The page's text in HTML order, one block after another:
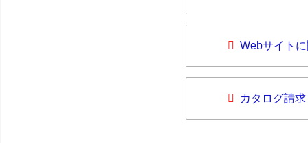
Webサイト
カタログ請求